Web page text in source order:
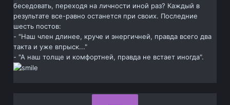
беседовать, переходя на личности иной раз? Каждый в
результате все-равно останется при своих. Последние
шесть постов:
- "Наш член длинее, круче и энергичней, правда всего два
такта и уже впрыск..."
- "А наш толще и комфортней, правда не встает иногда".